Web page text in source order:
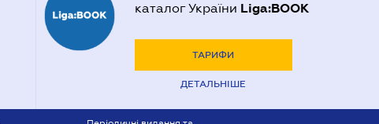
каталог України Liga:BOOK
ТАРИФИ
ДЕТАЛЬНІШЕ